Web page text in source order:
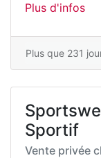
Plus d'infos
Plus que 231
Sportif
Vente privée